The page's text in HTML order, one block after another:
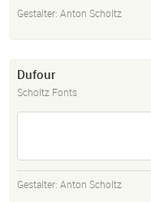
Gestalter: Anton Scholtz
Dufour
Scholtz Fonts
Gestalter: Anton Scholtz